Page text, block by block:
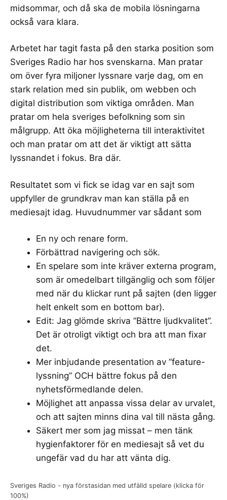
midsommar, och då ska de mobila lösningarna
också vara klara.
Arbetet har tagit fasta på den starka position som
Sveriges Radio har hos svenskarna. Man pratar
om över fyra miljoner lyssnare varje dag, om en
stark relation med sin publik, om webben och
digital distribution som viktiga områden. Man
pratar om hela sveriges befolkning som sin
målgrupp. Att öka möjligheterna till interaktivitet
och man pratar om att det är viktigt att sätta
lyssnandet i fokus. Bra där.
Resultatet som vi fick se idag var en sajt som
uppfyller de grundkrav man kan ställa på en
mediesajt idag. Huvudnummer var sådant som
En ny och renare form.
Förbättrad navigering och sök.
En spelare som inte kräver externa program,
som är omedelbart tillgänglig och som följer
med när du klickar runt på sajten (den ligger
helt enkelt som en bottom bar).
Edit: Jag glömde skriva ”Bättre ljudkvalitet”.
Det är otroligt viktigt och bra att man fixar
det.
Mer inbjudande presentation av ”feature-
lyssning” OCH bättre fokus på den
nyhetsförmedlande delen.
Möjlighet att anpassa vissa delar av urvalet,
och att sajten minns dina val till nästa gång.
Säkert mer som jag missat – men tänk
hygienfaktorer för en mediesajt så vet du
ungefär vad du har att vänta dig.
Sveriges Radio - nya förstasidan med utfälld spelare (klicka för
100%)